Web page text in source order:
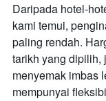
Daripada hotel-
kami temui,
paling rendah.
tarikh yang dipilih,
menyemak imbas
mempunyai